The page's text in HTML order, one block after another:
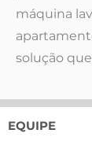
máquina
solução
EQUIPE